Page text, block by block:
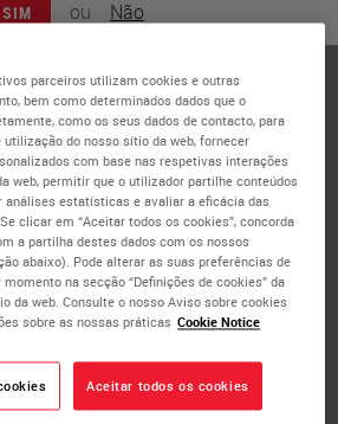
SIM ou Não
University of Birmingham
as a Biomedical Scientist in
sector and went on to practice in
an MSc Genomic Medicine at
emerging digital pathology service at
Facility at UoB. Here Kelly has
imaging and analytical
including the Leica Bond
2, Nanostring GeoMx and
by a recent WT MUE award has
and managing the Molecular
parceiros utilizam cookies e outras
bem como determinados dados que o
como os seus dados de contacto, para
do nosso sítio da web, fornecer
com base nas respetivas interações
web, permitir que o utilizador partilhe conteúdos
análises estatísticas e avaliar a eficácia das
clicar em “Aceitar todos os cookies”, concorda
a partilha destes dados com os nossos
abaixo). Pode alterar as suas preferências de
na secção “Definições de cookies” da
da web. Consulte o nosso Aviso sobre cookies
sobre as nossas práticas Cookie Notice
Aceitar todos os cookies